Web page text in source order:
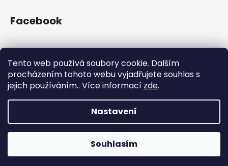
Tento web používá soubory cookie. Dalším
procházením tohoto webu vyjadřujete souhlas s
jejich používáním.. Více informací zde.
Nastavení
Souhlasím
Facebook
Přijímáme online platby
Ella Decor. Všechna práva vyhrazena.